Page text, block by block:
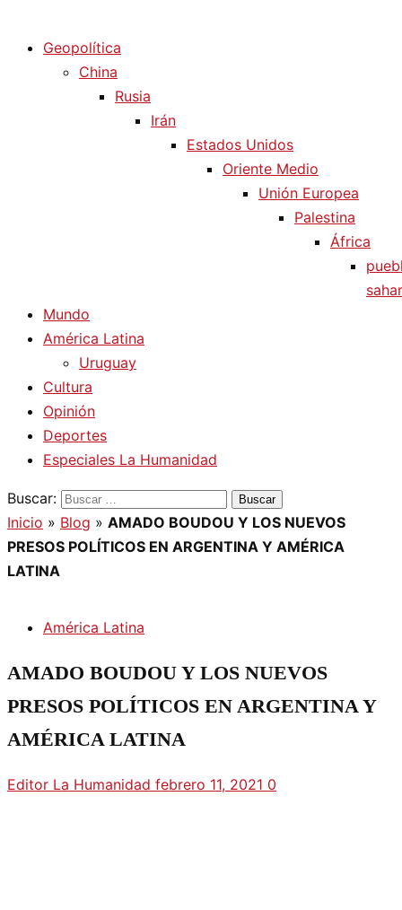
Geopolítica
China
Rusia
Irán
Estados Unidos
Oriente Medio
Unión Europea
Palestina
África
Mundo
América Latina
Uruguay
Cultura
Opinión
Deportes
Especiales La Humanidad
Buscar:
Inicio » Blog » AMADO BOUDOU Y LOS NUEVOS
PRESOS POLÍTICOS EN ARGENTINA Y AMÉRICA
LATINA
América Latina
AMADO BOUDOU Y LOS NUEVOS
PRESOS POLÍTICOS EN ARGENTINA Y
AMÉRICA LATINA
Editor La Humanidad febrero 11, 2021 0